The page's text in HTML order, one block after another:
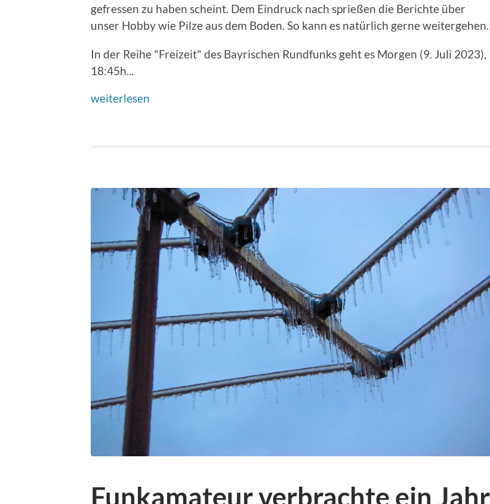
gefressen zu haben scheint. Dem Eindruck nach sprießen die Berichte über
unser Hobby wie Pilze aus dem Boden. So kann es natürlich gerne weitergehen.
In der Reihe "Freizeit" des Bayrischen Rundfunks geht es Morgen (9. Juli 2023),
18:45h...
weiterlesen
Funkamateur verbrachte ein Jahr